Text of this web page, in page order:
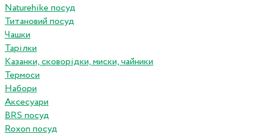
Naturehike посуд
Титановий посуд
Чашки
Тарілки
Казанки, сковорідки, миски, чайники
Термоси
Набори
Аксесуари
BRS посуд
Roxon посуд